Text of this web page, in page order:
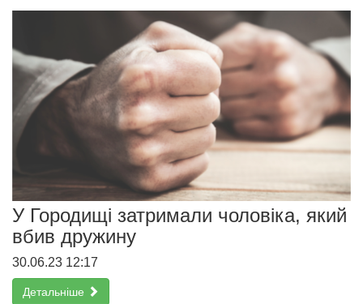
У Городищі затримали чоловіка, який
вбив дружину
30.06.23 12:17
Детальніше